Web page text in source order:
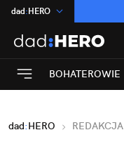
dad:HERO
:Temat
INN:Poland
ASZ:dziennik
Rozrywka
BOHATEROWIE
dad:HERO REDAKCJA